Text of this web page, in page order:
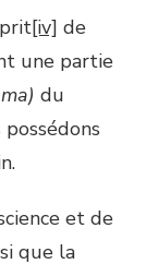
[iv] de
une partie
du
et de
que la